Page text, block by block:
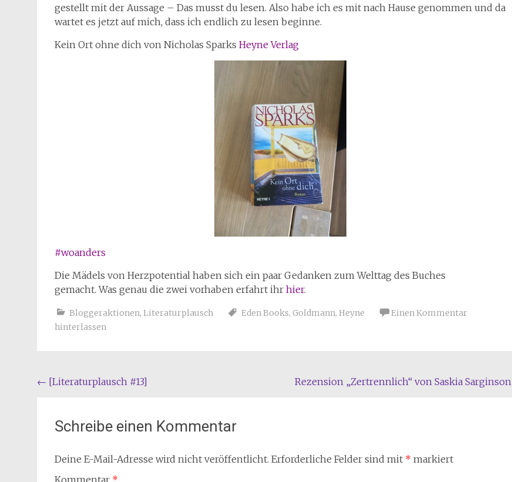
gestellt mit der Aussage – Das musst du lesen. Also habe ich es mit nach Hause genommen und da
wartet es jetzt auf mich, dass ich endlich zu lesen beginne.
Kein Ort ohne dich von Nicholas Sparks Heyne Verlag
#woanders
Die Mädels von Herzpotential haben sich ein paar Gedanken zum Welttag des Buches
gemacht. Was genau die zwei vorhaben erfahrt ihr hier.
Bloggeraktionen, Literaturplausch Eden Books, Goldmann, Heyne
Einen Kommentar
hinterlassen
Beitragsnavigation
← [Literaturplausch #13] Rezension „Zertrennlich“ von Saskia Sarginson
Schreibe einen Kommentar
Deine E-Mail-Adresse wird nicht veröffentlicht. Erforderliche Felder sind mit * markiert
Kommentar *